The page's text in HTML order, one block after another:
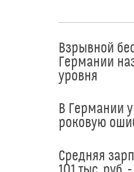
Взрывной
Германии
уровня
В Германии
роковую
Средняя